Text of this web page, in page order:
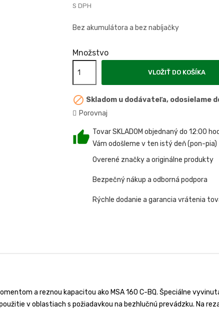
S DPH
Bez akumulátora a bez nabíjačky
Množstvo
VLOŽIŤ DO KOŠÍKA
 Skladom u dodávateľa, odosielame
Porovnaj
Tovar SKLADOM objednaný do 12:00
Vám odošleme v ten istý deň (pon-pia)
Overené značky a originálne produkty
Bezpečný nákup a odborná podpora
Rýchle dodanie a garancia vrátenia
a reznou kapacitou ako MSA 160 C-BQ. Špeciálne
v oblastiach s požiadavkou na bezhlučnú prevádzku. Na